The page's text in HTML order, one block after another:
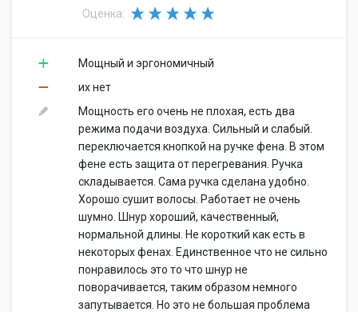
Оценка:
Мощный и эргономичный
их нет
Мощность его очень не плохая, есть два
режима подачи воздуха. Сильный и слабый.
переключается кнопкой на ручке фена. В этом
фене есть защита от перегревания. Ручка
складывается. Сама ручка сделана удобно.
Хорошо сушит волосы. Работает не очень
шумно. Шнур хороший, качественный,
нормальной длины. Не короткий как есть в
некоторых фенах. Единственное что не сильно
понравилось это то что шнур не
поворачивается, таким образом немного
запутывается. Но это не большая проблема